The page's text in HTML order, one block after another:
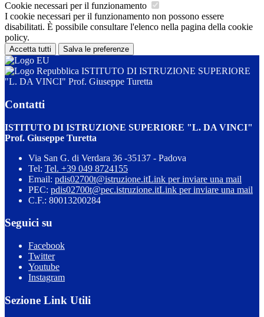
Cookie necessari per il funzionamento
I cookie necessari per il funzionamento non possono essere
disabilitati. È possibile consultare l'elenco nella pagina della cookie
policy.
Accetta tutti Salva le preferenze
ISTITUTO DI ISTRUZIONE SUPERIORE
"L. DA VINCI" Prof. Giuseppe Turetta
Contatti
ISTITUTO DI ISTRUZIONE SUPERIORE "L. DA VINCI"
Prof. Giuseppe Turetta
Via San G. di Verdara 36 -35137 - Padova
Tel: Tel. +39 049 8724155
Email: pdis02700t@istruzione.itLink per inviare una mail
PEC: pdis02700t@pec.istruzione.itLink per inviare una mail
C.F.: 80013200284
Seguici su
Facebook
Twitter
Youtube
Instagram
Sezione Link Utili